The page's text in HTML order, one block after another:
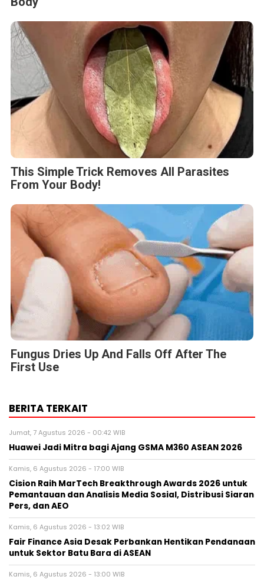
This Simple Trick Removes All Parasites
From Your Body!
Fungus Dries Up And Falls Off After The
First Use
BERITA TERKAIT
Jumat, 7 Agustus 2026 - 00:42 WIB
Huawei Jadi Mitra bagi Ajang GSMA M360 ASEAN 2026
Kamis, 6 Agustus 2026 - 17:00 WIB
Cision Raih MarTech Breakthrough Awards 2026 untuk
Pemantauan dan Analisis Media Sosial, Distribusi Siaran
Pers, dan AEO
Kamis, 6 Agustus 2026 - 13:02 WIB
Fair Finance Asia Desak Perbankan Hentikan Pendanaan
untuk Sektor Batu Bara di ASEAN
Kamis, 6 Agustus 2026 - 13:00 WIB